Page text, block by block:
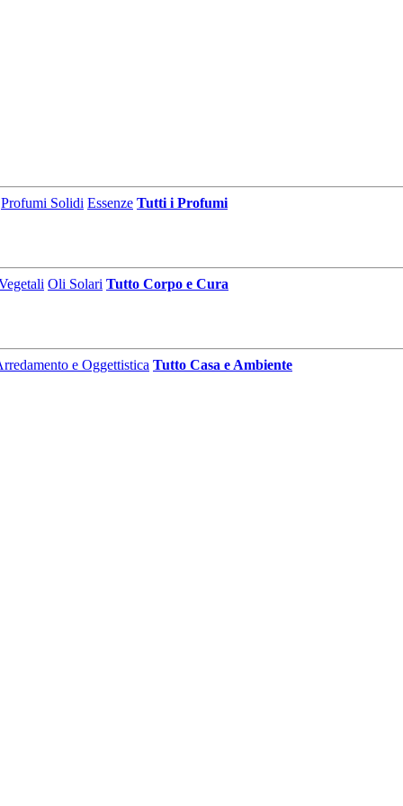
Profumi Solidi Essenze Tutti i Profumi
Oli Solari Tutto Corpo e Cura
e Oggettistica Tutto Casa e Ambiente